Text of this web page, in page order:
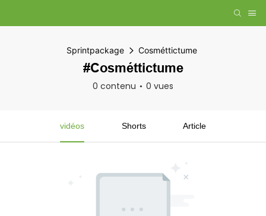
Sprintpackage Cosméttictume
#Cosméttictume
0 contenu 0 vues
vidéos Shorts Article